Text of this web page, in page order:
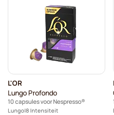
L'OR
Lungo Profondo
10 capsules voor Nespresso®
Lungo 8 Intensiteit